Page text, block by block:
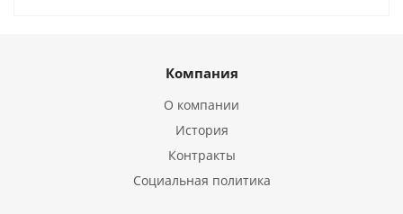
Компания
О компании
История
Контракты
Социальная политика